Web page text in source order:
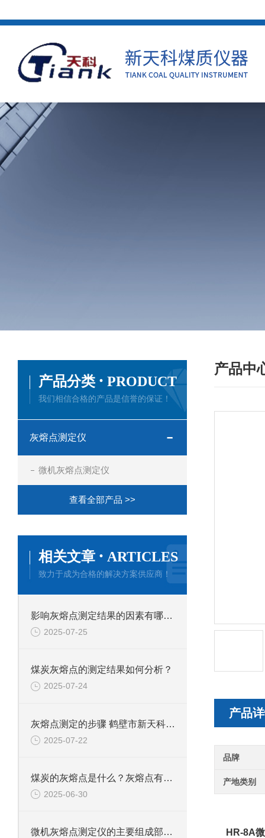
产品中
产品
品牌
产地类别
HR-8A
产品分类 · PRODUCT
我们相信合格的产品是信誉的保证！
灰熔点测定仪
微机灰熔点测定仪
查看全部产品 >>
相关文章 · ARTICLES
致力于成为合格的解决方案供应商！
影响灰熔点测定结果的因素有哪些？新天科煤质仪器告知您。
2025-07-25
煤炭灰熔点的测定结果如何分析？
2025-07-24
灰熔点测定的步骤 鹤壁市新天科专业煤质检测
2025-07-22
煤炭的灰熔点是什么？灰熔点有哪些特征？
2025-06-30
微机灰熔点测定仪的主要组成部件功能特点介绍